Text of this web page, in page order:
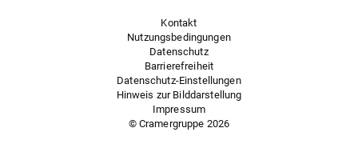
Kontakt
Nutzungsbedingungen
Datenschutz
Barrierefreiheit
Datenschutz-Einstellungen
Hinweis zur Bilddarstellung
Impressum
© Cramergruppe 2026